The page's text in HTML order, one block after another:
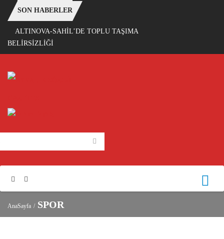
SON HABERLER
ALTINOVA-SAHİL’DE TOPLU TAŞIMA
BELİRSİZLİĞİ
AnaSayfa SPOR